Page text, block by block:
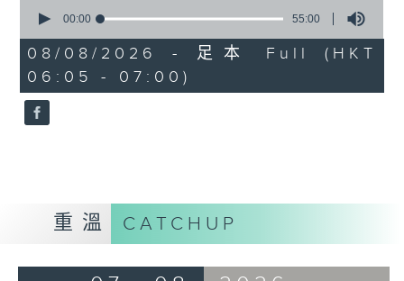
seconds
55
minutes,
0
seconds
00:00 55:00
08/08/2026 - 足本 Full (HKT
06:05 - 07:00)
重溫 CATCHUP